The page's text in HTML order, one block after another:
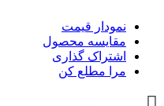
نمودار قیمت
مقایسه محصول
اشتراک گذاری
مرا مطلع کن